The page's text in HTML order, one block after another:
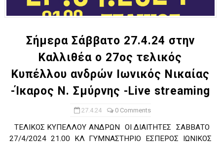
ΧΡΟΝΙΑ ΠΟΛΛΑ ΣΤΟ ΕΛΛΗΝΙΚΟ ΜΠΑΣΚΕΤ : 39Η ΕΠΕΤΕΙΟΣ ΑΠΟ
Ο δρόμος για τον 29ο τελικό κυπέλλου ανδρών ΕΣΚΑΝΑ
U21: Τεράστια πρόκριση για τον Πανελευσινιακό στον
Γ΄ανδρών play offs : "Σκληρό" καρύδι η Φιλία Περάματος
Σήμερα Σάββατο 27.4.24 στην
Καλλιθέα ο 27ος τελικός
Κυπέλλου ανδρών Ιωνικός Νικαίας
-Ίκαρος Ν. Σμύρνης -Live streaming
27.4.24 0 Comments
ΤΕΛΙΚΟΣ ΚΥΠΕΛΛΟΥ ΑΝΔΡΩΝ ΟΙ ΔΙΑΙΤΗΤΕΣ ΣΑΒΒΑΤΟ
27/4/2024 21.00 ΚΛ ΓΥΜΝΑΣΤΗΡΙΟ ΕΣΠΕΡΟΣ ΙΩΝΙΚΟΣ